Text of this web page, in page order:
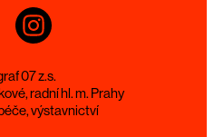
07 z.s.
radní hl. m. Prahy
výstavnictví